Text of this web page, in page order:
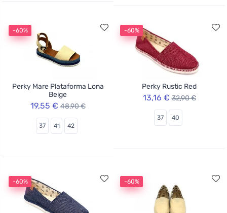
-60%
Perky Mare Plataforma Lona
Beige
19,55 € 48,90 €
37 41 42
-60%
Perky Rustic Red
13,16 € 32,90 €
37 40
-60% -60%